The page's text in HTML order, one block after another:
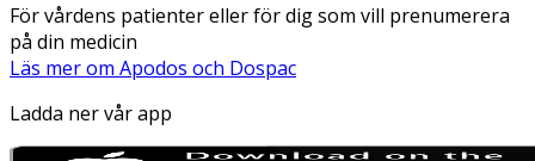
För vårdens patienter eller för dig som vill prenumerera
på din medicin
Läs mer om Apodos och Dospac
Ladda ner vår app